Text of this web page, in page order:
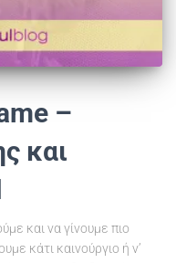
–
και
και να γίνουμε πιο
κάτι καινούργιο ή ν’